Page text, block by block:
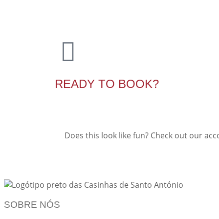
READY TO BOOK?
Does this look like fun? Check out our
SOBRE NÓS